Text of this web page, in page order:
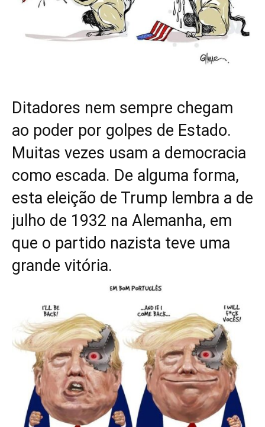
Ditadores nem sempre chegam
ao poder por golpes de Estado.
Muitas vezes usam a democracia
como escada. De alguma forma,
esta eleição de Trump lembra a de
julho de 1932 na Alemanha, em
que o partido nazista teve uma
grande vitória.